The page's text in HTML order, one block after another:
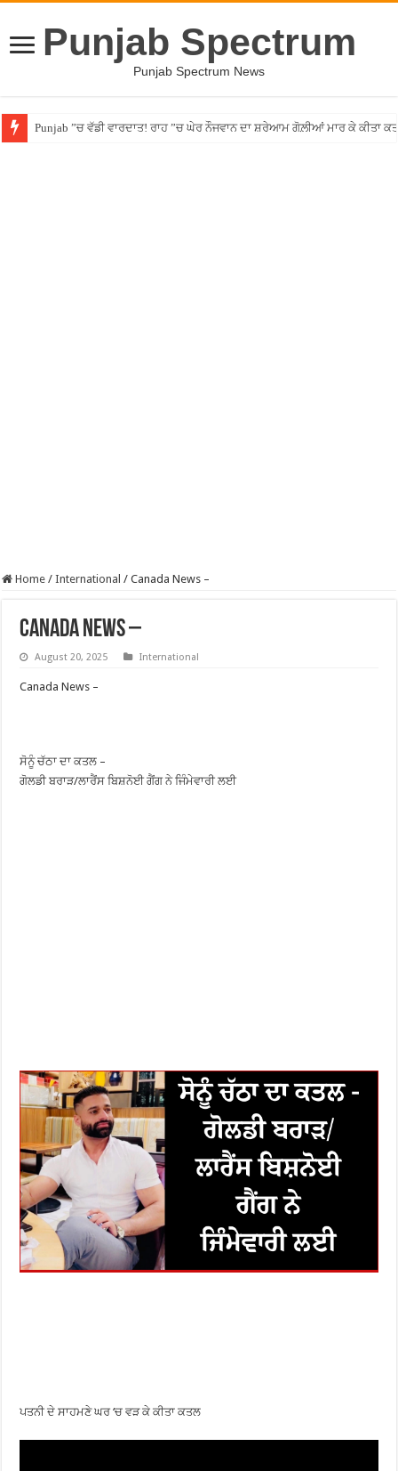
Punjab Spectrum
Punjab Spectrum News
Punjab ”ਚ ਵੱਡੀ ਵਾਰਦਾਤ! ਰਾਹ ”ਚ ਘੇਰ ਨੌਜਵਾਨ ਦਾ ਸ਼ਰੇਆਮ ਗੋਲ਼ੀਆਂ ਮਾਰ ਕੇ ਕੀਤਾ
Home / International / Canada News –
Canada News –
August 20, 2025 International
Canada News –
ਸੋਨੂੰ ਚੱਠਾ ਦਾ ਕਤਲ –
ਗੋਲਡੀ ਬਰਾੜ/ਲਾਰੈਂਸ ਬਿਸ਼ਨੋਈ ਗੈਂਗ ਨੇ ਜਿੰਮੇਵਾਰੀ ਲਈ
ਪਤਨੀ ਦੇ ਸਾਹਮਣੇ ਘਰ ‘ਚ ਵੜ ਕੇ ਕੀਤਾ ਕਤਲ